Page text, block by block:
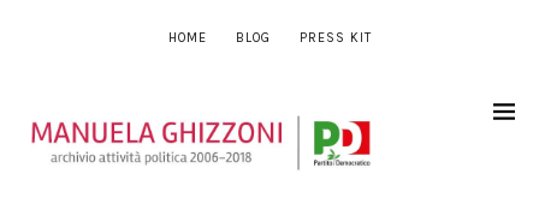
HOME BLOG PRESS KIT